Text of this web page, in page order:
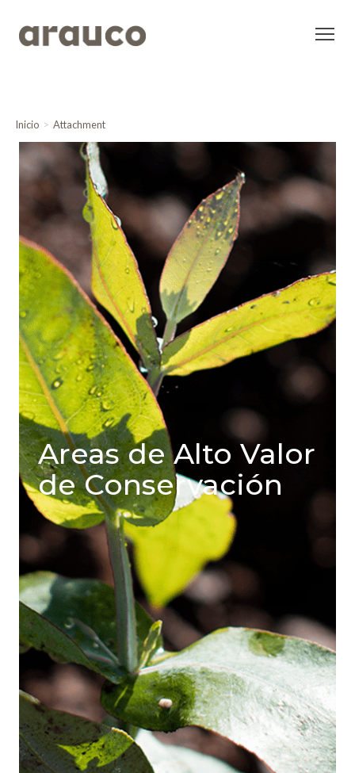
Inicio Attachment
Areas de Alto Valor
de Conservación